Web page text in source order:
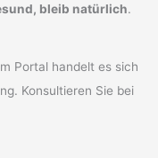
bleib natürlich.
Portal handelt es sich
Konsultieren Sie bei